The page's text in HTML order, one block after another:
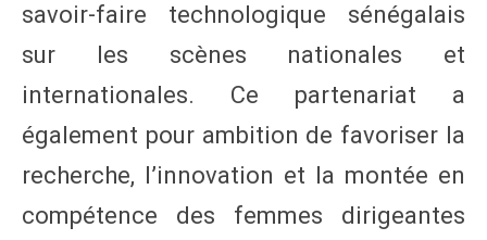
savoir-faire technologique sénégalais
sur les scènes nationales et
internationales. Ce partenariat a
également pour ambition de favoriser la
recherche, l’innovation et la montée en
compétence des femmes dirigeantes